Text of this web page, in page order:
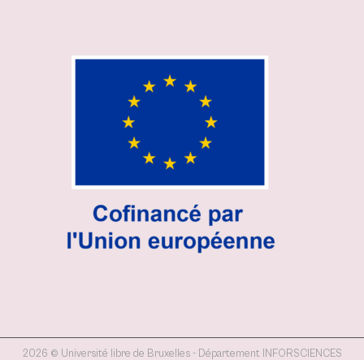
2026 © Université libre de Bruxelles - Département INFORSCIENCES